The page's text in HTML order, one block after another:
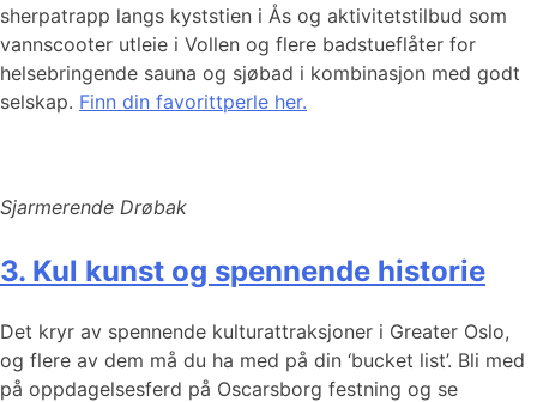
sherpatrapp langs kyststien i Ås og aktivitetstilbud som
vannscooter utleie i Vollen og flere badstueflåter for
helsebringende sauna og sjøbad i kombinasjon med godt
selskap. Finn din favorittperle her.
Sjarmerende Drøbak
3. Kul kunst og spennende historie
Det kryr av spennende kulturattraksjoner i Greater Oslo,
og flere av dem må du ha med på din ‘bucket list’. Bli med
på oppdagelsesferd på Oscarsborg festning og se